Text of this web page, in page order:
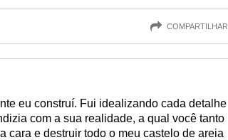
COMPARTILHAR
eu construí. Fui idealizando cada detalhe
com a sua realidade, a qual você tanto
cara e destruir todo o meu castelo de areia